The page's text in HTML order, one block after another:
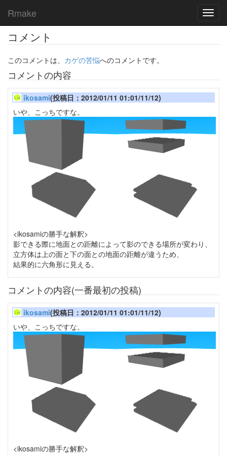
Rmake
コメント
このコメントは、 カゲの苦悩へのコメントです。
コメントの内容
ikosami(投稿日：2012/01/11 01:01/11/12)
いや、こっちですな。
<ikosamiの勝手な解釈>
影できる際に地面との距離によって影のできる場所が変わり、
立方体は上の面と下の面との地面の距離が違うため、
結果的に六角形に見える。
コメントの内容(一番最初の投稿)
ikosami(投稿日：2012/01/11 01:01/11/12)
いや、こっちですな。
<ikosamiの勝手な解釈>